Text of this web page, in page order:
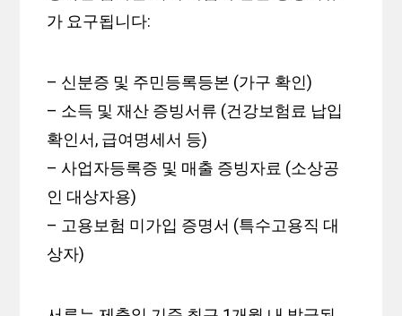
가 요구됩니다:
– 신분증 및 주민등록등본 (가구 확인)
– 소득 및 재산 증빙서류 (건강보험료 납입
확인서, 급여명세서 등)
– 사업자등록증 및 매출 증빙자료 (소상공
인 대상자용)
– 고용보험 미가입 증명서 (특수고용직 대
상자)